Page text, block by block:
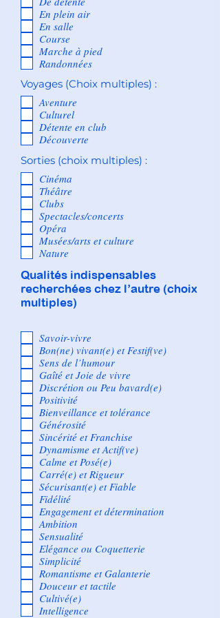
En plein air
En salle
Course
Marche à pied
Randonnées
Voyages (Choix multiples) :
Aventure
Culturel
Détente en club
Découverte
Sorties (choix multiples) :
Cinéma
Théâtre
Clubs
Spectacles/concerts
Opéra
Musées/arts et culture
Nature
Qualités indispensables
recherchées chez l’autre (choix
multiples)
Savoir-vivre
Bon(ne) vivant(e) et Festif(ve)
Sens de l’humour
Gaîté et Joie de vivre
Discrétion ou Peu bavard(e)
Positivité
Bienveillance et tolérance
Générosité
Sincérité et Franchise
Dynamisme et Actif(ve)
Calme et Posé(e)
Carré(e) et Rigueur
Sécurisant(e) et Fiable
Fidélité
Engagement et détermination
Ambition
Sensualité
Elégance ou Coquetterie
Simplicité
Romantisme et Galanterie
Douceur et tactile
Cultivé(e)
Intelligence